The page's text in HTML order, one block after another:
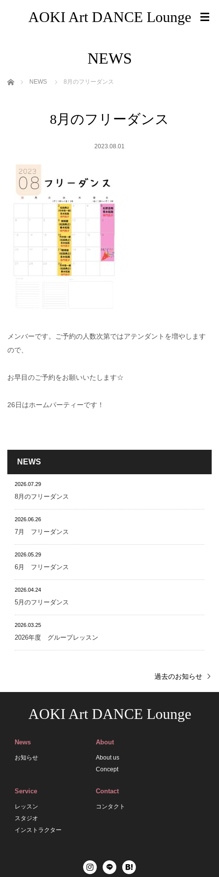
AOKI Art DANCE Lounge
NEWS
ホーム NEWS 8月のフリーダンス
8月のフリーダンス
2023.08.01
メンバーです。ご予約の人数次第ではアテンダントを増やします
ので、
お早目のご予約をお願いいたします☆
26日はホームパーティーです！
NEWS
2026.07.29
8月のフリーダンス
2026.06.26
7月 フリーダンス
2026.05.29
6月 フリーダンス
2026.04.24
5月のフリーダンス
2026.03.25
2026年度 グループレッスン
過去のお知らせ
AOKI Art DANCE Lounge
News
お知らせ
About
About us
Concept
Service
レッスン
スタジオ
インストラクター
Contact
コンタクト